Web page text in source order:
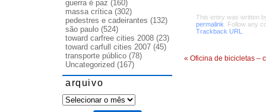
This entry was written
permalink . Follow any
Trackback URL
« Oficina de bicicletas –
guerra é paz (160)
massa crítica(302)
pedestres e cadeirantes (132)
são paulo (524)
toward carfree cities 2008 (23)
toward carfull cities 2007 (45)
transporte público (78)
Uncategorized (167)
arquivo
arquivo